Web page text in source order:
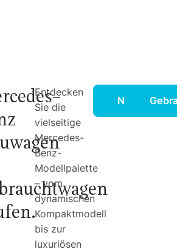
Entdecken
Sie die
vielseitige
Mercedes-
Benz-
Modellpalette
– vom
dynamischen
Kompaktmodell
bis zur
luxuriösen